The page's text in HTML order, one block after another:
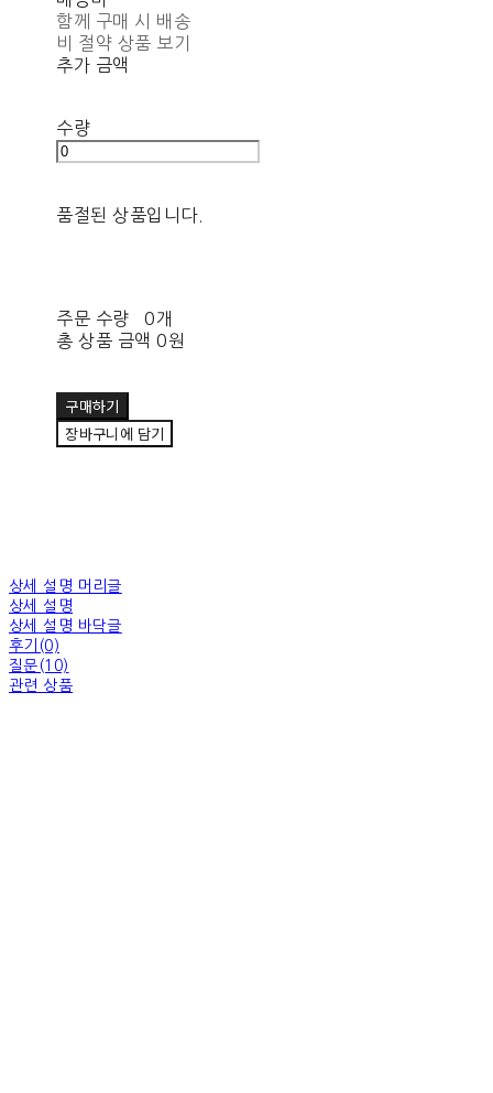
함께 구매 시 배송
비 절약 상품 보기
추가 금액
수량
품절된 상품입니다.
주문 수량
0개
총 상품 금액 0원
구매하기
장바구니에 담기
상세 설명 머리글
상세 설명
상세 설명 바닥글
후기(0)
질문(10)
관련 상품